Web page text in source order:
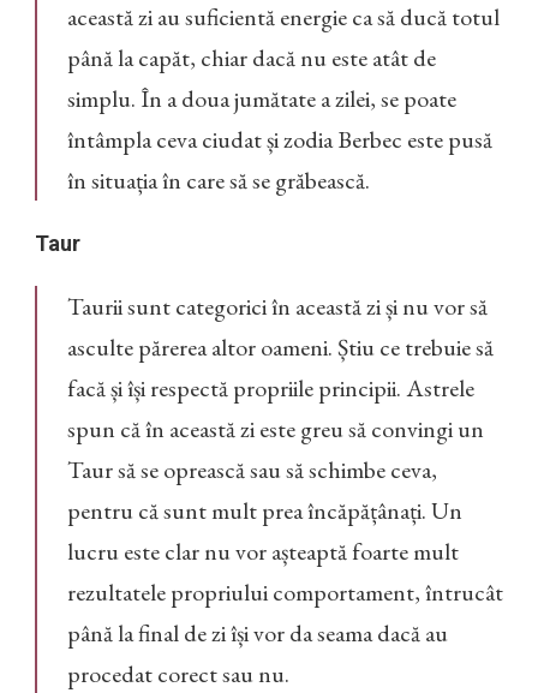
această zi au suficientă energie ca să ducă totul
până la capăt, chiar dacă nu este atât de
simplu. În a doua jumătate a zilei, se poate
întâmpla ceva ciudat și zodia Berbec este pusă
în situația în care să se grăbească.
Taur
Taurii sunt categorici în această zi și nu vor să
asculte părerea altor oameni. Știu ce trebuie să
facă și își respectă propriile principii. Astrele
spun că în această zi este greu să convingi un
Taur să se oprească sau să schimbe ceva,
pentru că sunt mult prea încăpățânați. Un
lucru este clar nu vor așteaptă foarte mult
rezultatele propriului comportament, întrucât
până la final de zi își vor da seama dacă au
procedat corect sau nu.